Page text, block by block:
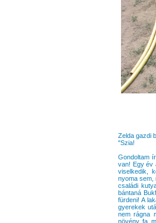
Zelda gazdi
"Szia!
Gondoltam
van! Egy év
viselkedik,
nyoma sem,
családi
bántaná
fürdeni! A
gyerekek
nem rágna
növény, fa,